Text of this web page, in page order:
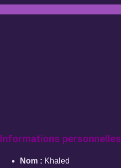
Informations personnelles
Nom : Khaled